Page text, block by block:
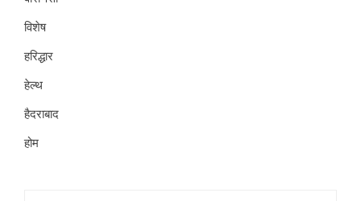
विशेष
हरिद्धार
हेल्थ
हैदराबाद
होम